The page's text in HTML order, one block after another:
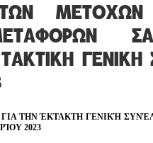
ΤΗΝ ΈΚΤΑΚΤΗ ΓΕΝΙΚΉ
2023